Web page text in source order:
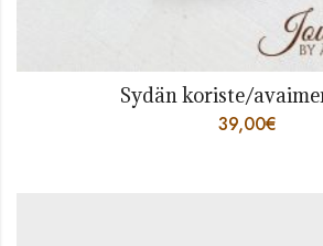
Sydän koriste/
39,00€